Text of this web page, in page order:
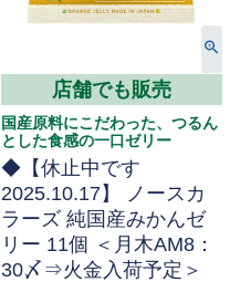
店舗でも販売
国産原料にこだわった、つるん
とした食感の一口ゼリー
◆【休止中です
2025.10.17】 ノースカ
ラーズ 純国産みかんゼ
リー 11個 ＜月木AM8：
30〆⇒火金入荷予定＞